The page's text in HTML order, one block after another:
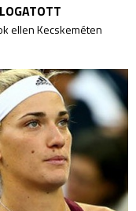
ellen Kecskeméten